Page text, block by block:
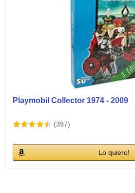
Playmobil Collector 1974 - 2009
(397)
Lo quiero!